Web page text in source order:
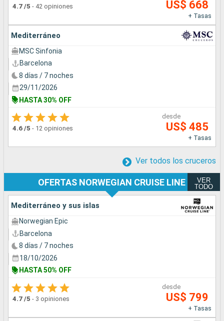
4.7 /5 - 42 opiniones US$ 668
+ Tasas
Mediterráneo
MSC Sinfonia
Barcelona
8 días / 7 noches
29/11/2026
HASTA 30% OFF
4.6 /5 - 12 opiniones
desde
US$ 485
+ Tasas
Ver todos los cruceros
OFERTAS NORWEGIAN CRUISE LINE
VER
TODO
Mediterráneo y sus islas
Norwegian Epic
Barcelona
8 días / 7 noches
18/10/2026
HASTA 50% OFF
4.7 /5 - 3 opiniones
desde
US$ 799
+ Tasas